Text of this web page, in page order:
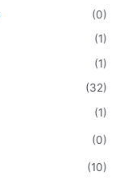
(0)
(1)
(1)
(32)
(1)
(0)
(10)